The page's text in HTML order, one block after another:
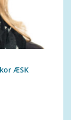
ÆSK